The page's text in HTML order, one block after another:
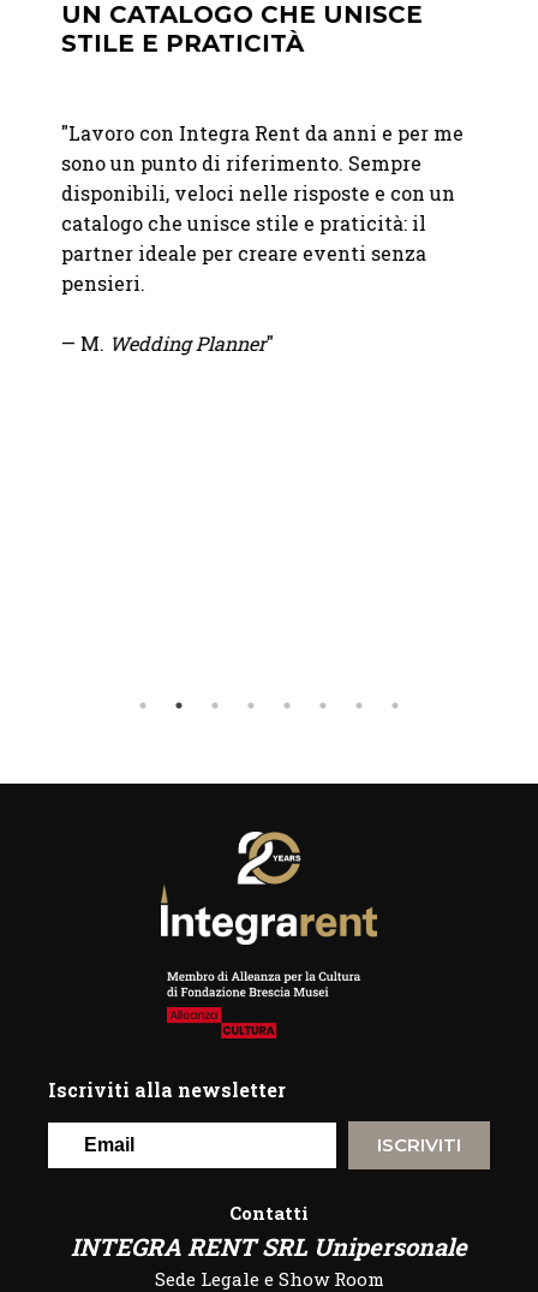
UN CATALOGO CHE UNISCE
STILE E PRATICITÀ
"Lavoro con Integra Rent da anni e per me
sono un punto di riferimento. Sempre
disponibili, veloci nelle risposte e con un
catalogo che unisce stile e praticità: il
partner ideale per creare eventi senza
pensieri.
— M. Wedding Planner"
Iscriviti alla newsletter
ISCRIVITI
Contatti
INTEGRA RENT SRL Unipersonale
Sede Legale e Show Room